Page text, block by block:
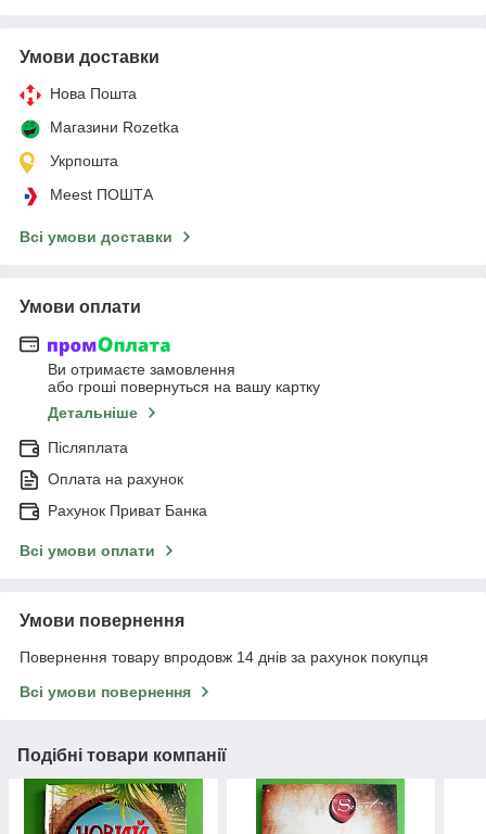
Умови доставки
Нова Пошта
Магазини Rozetka
Укрпошта
Meest ПОШТА
Всі умови доставки
Умови оплати
Ви отримаєте замовлення
або гроші повернуться на вашу картку
Детальніше
Післяплата
Оплата на рахунок
Рахунок Приват Банка
Всі умови оплати
Умови повернення
Повернення товару впродовж 14 днів за рахунок покупця
Всі умови повернення
Подібні товари компанії